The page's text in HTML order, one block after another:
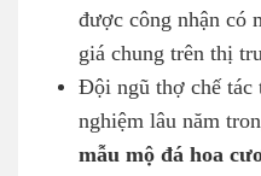
được công nhận có
giá chung trên thị
Đội ngũ thợ chế tác
nghiệm lâu năm
mẫu mộ đá hoa